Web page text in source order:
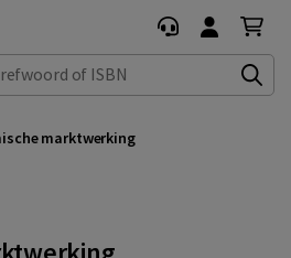
of ISBN
marktwerking